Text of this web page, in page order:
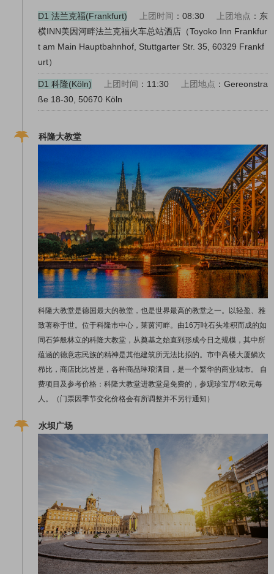
D1 法兰克福(Frankfurt) 上团时间 ：08:30 上团地点 ：东
横INN美因河畔法兰克福火车总站酒店（Toyoko Inn Frankfur
t am Main Hauptbahnhof, Stuttgarter Str. 35, 60329 Frankf
urt）
D1 科隆(Köln) 上团时间 ：11:30 上团地点 ：Gereonstra
ße 18-30, 50670 Köln
科隆大教堂
科隆大教堂是德国最大的教堂，也是世界最高的教堂之一。以轻盈、雅
致著称于世。位于科隆市中心，莱茵河畔。由16万吨石头堆积而成的如
同石笋般林立的科隆大教堂，从奠基之始直到形成今日之规模，其中所
蕴涵的德意志民族的精神是其他建筑所无法比拟的。市中高楼大厦鳞次
栉比，商店比比皆是，各种商品琳琅满目，是一个繁华的商业城市。 自
费项目及参考价格：科隆大教堂进教堂是免费的，参观珍宝厅4欧元每
人。（门票因季节变化价格会有所调整并不另行通知）
水坝广场